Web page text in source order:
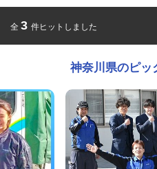
全 3 件ヒットしました
神奈川県のピッ